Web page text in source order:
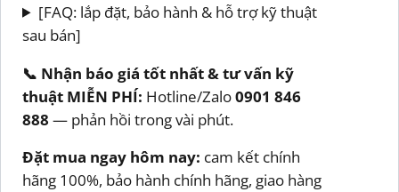
[FAQ: lắp đặt, bảo hành & hỗ trợ kỹ thuật
sau bán]
📞 Nhận báo giá tốt nhất & tư vấn kỹ
thuật MIỄN PHÍ: Hotline/Zalo0901 846
888 — phản hồi trong vài phút.
Đặt mua ngay hôm nay: cam kết chính
hãng 100%, bảo hành chính hãng, giao hàng